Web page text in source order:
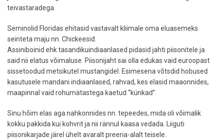
teivastaradega.
Seminolid Floridas ehitasid vastavalt kliimale oma eluasemeks
seinteta maju nn. Chickeesid.
Assiniboinid ehk tasandikuindiaanlased pidasid jahti piisonitele ja
said nii elatus võimaluse. Piisonijaht sai olla edukas vaid euroopast
sissetoodud metsikutel mustangidel. Esimesena võtsdid hobused
kasutusele mandani indiaanlased, rahvad, kes elasid maaonnides,
maapinnal vaid rohumätastega kaetud “künkad”.
Sinu hõim elas aga nahkonnides nn. tepeedes, mida oli võimalik
kokku pakkida kui kohvrit ja nii rännul kaasa vedada. Liiguti
piisonikarjade järel ühelt avaralt preeria-alalt teisele.